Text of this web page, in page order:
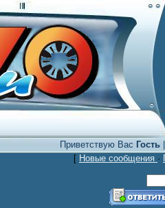
Приветствую Вас Гость|
[ Новые сообщения ·